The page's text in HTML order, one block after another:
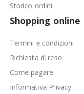
Storico ordini
Shopping online
Termini e condizioni
Richiesta di reso
Come pagare
Informativa Privacy